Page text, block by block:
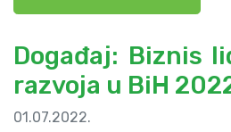
Događaj: Biznis
razvoja u BiH
01.07.2022.